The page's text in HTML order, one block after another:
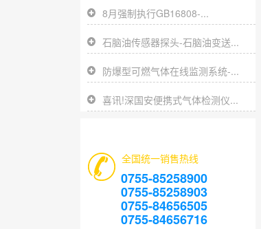
8月强制执行GB16808-...
石脑油传感器探头-石脑油变送...
防爆型可燃气体在线监测系统-...
喜讯!深国安便携式气体检测仪...
全国统一销售热线
0755-85258900
0755-85258903
0755-84656505
0755-84656716